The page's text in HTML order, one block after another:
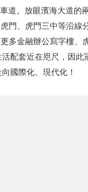
道。 放眼濱海大道的
門、虎門三中等沿線
多金融辦公寫字樓、
配套近在咫尺，因此
國際化、現代化！